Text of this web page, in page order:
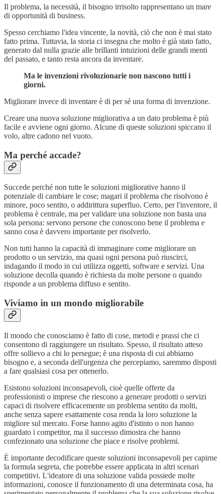
Il problema, la necessità, il bisogno irrisolto rappresentano un mare
di opportunità di business.
Spesso cerchiamo l'idea vincente, la novità, ciò che non è mai stato
fatto prima. Tuttavia, la storia ci insegna che molto è già stato fatto,
generato dal nulla grazie alle brillanti intuizioni delle grandi menti
del passato, e tanto resta ancora da inventare.
Ma le invenzioni rivoluzionarie non nascono tutti i
giorni.
Migliorare invece di inventare è di per sé una forma di invenzione.
Creare una nuova soluzione migliorativa a un dato problema è più
facile e avviene ogni giorno. Alcune di queste soluzioni spiccano il
volo, altre cadono nel vuoto.
Ma perché accade?
Succede perché non tutte le soluzioni migliorative hanno il
potenziale di cambiare le cose; magari il problema che risolvono è
minore, poco sentito, o addirittura superfluo. Certo, per l'inventore, il
problema è centrale, ma per validare una soluzione non basta una
sola persona: servono persone che conoscono bene il problema e
sanno cosa è davvero importante per risolverlo.
Non tutti hanno la capacità di immaginare come migliorare un
prodotto o un servizio, ma quasi ogni persona può riuscirci,
indagando il modo in cui utilizza oggetti, software e servizi. Una
soluzione decolla quando è richiesta da molte persone o quando
risponde a un problema diffuso e sentito.
Viviamo in un mondo migliorabile
Il mondo che conosciamo è fatto di cose, metodi e prassi che ci
consentono di raggiungere un risultato. Spesso, il risultato atteso
offre sollievo a chi lo persegue; è una risposta di cui abbiamo
bisogno e, a seconda dell'urgenza che percepiamo, saremmo disposti
a fare qualsiasi cosa per ottenerlo.
Esistono soluzioni inconsapevoli, cioè quelle offerte da
professionisti o imprese che riescono a generare prodotti o servizi
capaci di risolvere efficacemente un problema sentito da molti,
anche senza sapere esattamente cosa renda la loro soluzione la
migliore sul mercato. Forse hanno agito d'istinto o non hanno
guardato i competitor, ma il successo dimostra che hanno
confezionato una soluzione che piace e risolve problemi.
È importante decodificare queste soluzioni inconsapevoli per capirne
la formula segreta, che potrebbe essere applicata in altri scenari
competitivi. L'ideatore di una soluzione valida possiede molte
informazioni, conosce il funzionamento di una determinata cosa, ha